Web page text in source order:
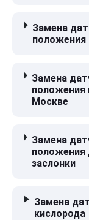
Замена
положения
Замена
положения
Москве
Замена
положения
заслонки
Замена
кислорода